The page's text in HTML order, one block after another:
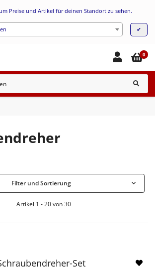
Preise und Artikel für deinen Standort zu sehen.
✔
0
Filter und Sortierung
Artikel 1 - 20 von 30
Set